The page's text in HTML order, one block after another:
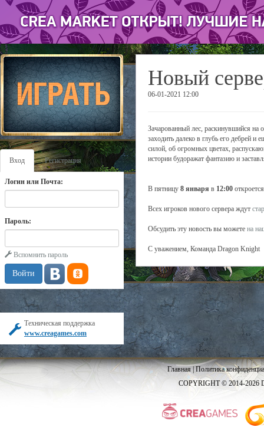
Вход Регистрация
Логин или Почта:
Пароль:
Вспомнить пароль
Техническая поддержка
www.creagames.com
Новый
06-01-2021 12:00
Зачарованный лес, раскинувшийся на
заходить далеко в глубь его дебрей и
силой, об огромных цветах,
истории будоражат фантазию и
В пятницу 8 января в 12:00
Всех игроков нового сервера ждут
Обсудить эту новость вы можете на
С уважением, Команда Dragon Knight
Главная|Политика
COPYRIGHT © 2014-2026